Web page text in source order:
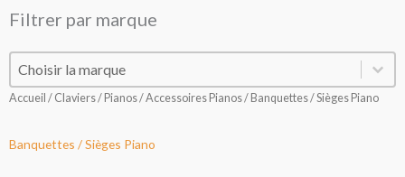
Filtrer par marque
Filtrer par marque
Filtrer par marque
Accueil / Claviers / Pianos/Accessoires Pianos/ Banquettes / Sièges Piano
Banquettes / Sièges Piano